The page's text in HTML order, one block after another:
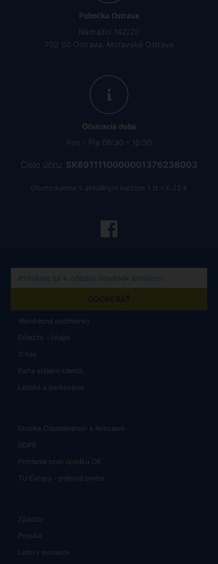
Pobočka Ostrava
Nádražní 142/20
702 00 Ostrava, Moravská Ostrava
Otváracia doba
Pon - Pia 08:30 - 16:30
Číslo účtu: SK8911110000001376238003
Obchodujeme s aktuálnym kurzom 1 zł = 0.23 €
Všeobecné podmienky
Dôležité - čítajte
O nás
Karta stáleho klienta
Letiská a parkovanie
Exotika Dreamlinerem a Airbusem
GDPR
Poistenie proti úpadku CK
TU Europa - pojistné plnění
Zájazdy
Ponuka
Letový poriadok